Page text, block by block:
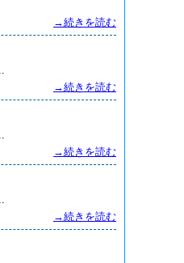
→続きを読む
→続きを読む
→続きを読む
→続きを読む